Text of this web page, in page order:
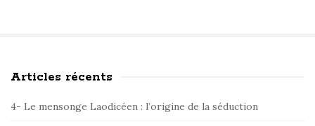
S
Articles récents
4- Le mensonge Laodicéen : l’origine de la séduction